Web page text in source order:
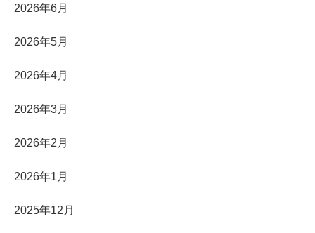
2026年6月
2026年5月
2026年4月
2026年3月
2026年2月
2026年1月
2025年12月